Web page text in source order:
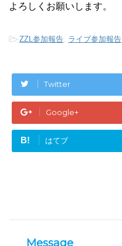
よろしくお願いします。
-ZZL参加報告 ライブ参加報告
Twitter
Google+
B! はてブ
Message